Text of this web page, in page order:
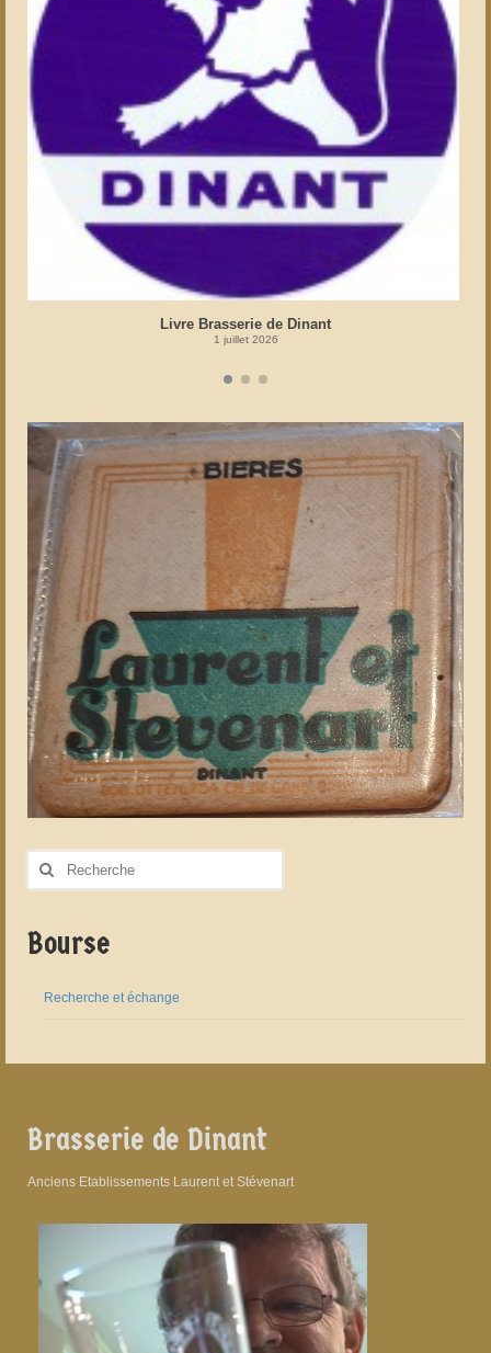
Livre Brasserie de Dinant
1 juillet 2026
Rechercher
Bourse
Recherche et échange
Brasserie de Dinant
Anciens Etablissements Laurent et Stévenart